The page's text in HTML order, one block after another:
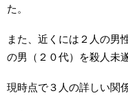
た。
また、近くには２人の男
の男（２０代）を殺人未
現時点で３人の詳しい関